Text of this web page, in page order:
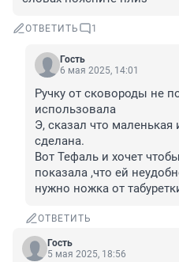
ОТВЕТИТЬ 1
Гость
6 мая 2025, 14:01
Ручку от сковороды не
использовала
Э, сказал что
сделана.
Вот Тефаль и хочет
показала ,что ей
нужно ножка от
ОТВЕТИТЬ
Гость
5 мая 2025, 18:56